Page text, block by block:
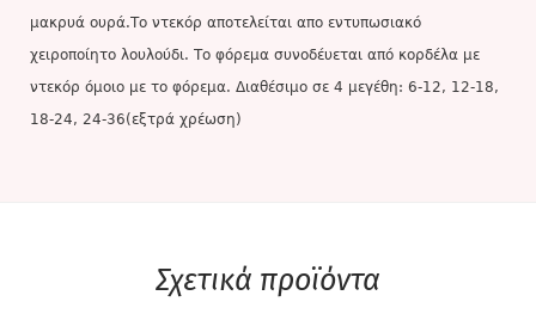
μακρυά ουρά.Το ντεκόρ αποτελείται απο εντυπωσιακό
χειροποίητο λουλούδι. Το φόρεμα συνοδέυεται από κορδέλα με
ντεκόρ όμοιο με το φόρεμα. Διαθέσιμο σε 4 μεγέθη: 6-12, 12-18,
18-24, 24-36(εξτρά χρέωση)
Σχετικά προϊόντα